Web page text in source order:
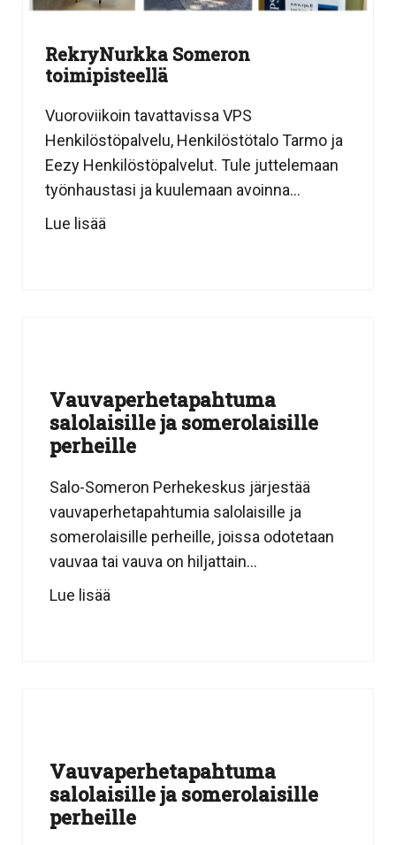
RekryNurkka Someron
toimipisteellä
Vuoroviikoin tavattavissa VPS
Henkilöstöpalvelu, Henkilöstötalo Tarmo ja
Eezy Henkilöstöpalvelut. Tule juttelemaan
työnhaustasi ja kuulemaan avoinna...
Lue lisää
Vauvaperhetapahtuma
salolaisille ja somerolaisille
perheille
Salo-Someron Perhekeskus järjestää
vauvaperhetapahtumia salolaisille ja
somerolaisille perheille, joissa odotetaan
vauvaa tai vauva on hiljattain...
Lue lisää
Vauvaperhetapahtuma
salolaisille ja somerolaisille
perheille